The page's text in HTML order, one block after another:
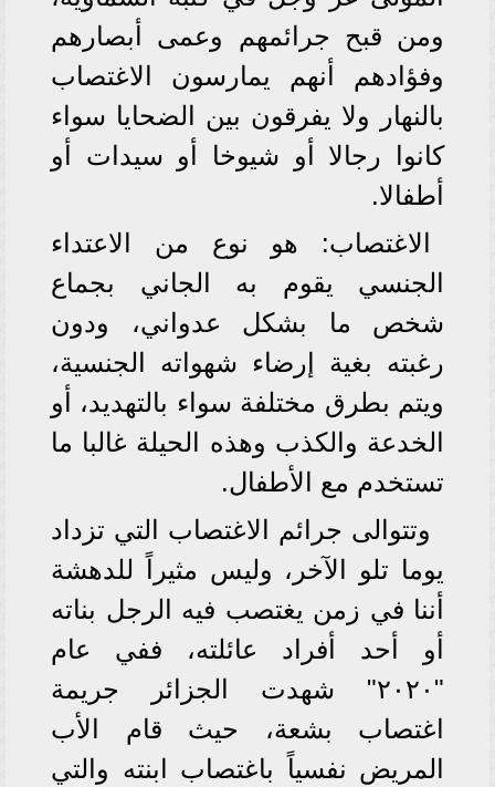
ومن قبح جرائمهم وعمى أبصارهم
وفؤادهم أنهم يمارسون الاغتصاب
بالنهار ولا يفرقون بين الضحايا سواء
كانوا رجالا أو شيوخا أو سيدات أو
أطفالا.
الاغتصاب: هو نوع من الاعتداء
الجنسي يقوم به الجاني بجماع
شخص ما بشكل عدواني، ودون
رغبته بغية إرضاء شهواته الجنسية،
ويتم بطرق مختلفة سواء بالتهديد، أو
الخدعة والكذب وهذه الحيلة غالبا ما
تستخدم مع الأطفال.
وتتوالى جرائم الاغتصاب التي تزداد
يوما تلو الآخر، وليس مثيراً للدهشة
أننا في زمن يغتصب فيه الرجل بناته
أو أحد أفراد عائلته، ففي عام
"٢٠٢٠" شهدت الجزائر جريمة
اغتصاب بشعة، حيث قام الأب
المريض نفسياً باغتصاب ابنته والتي